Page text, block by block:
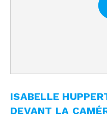
ISABELLE
DEVANT LA